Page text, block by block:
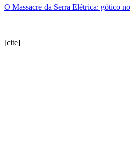
O Massacre da Serra Elétrica: gótico
[cite]